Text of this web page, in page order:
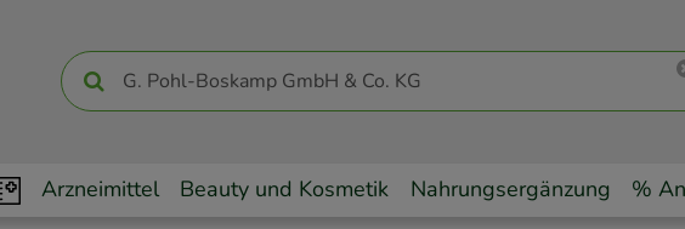
Arzneimittel Beauty und Kosmetik Nahrungsergänzung %